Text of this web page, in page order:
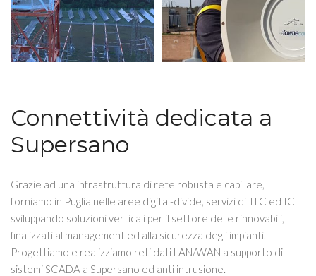
Connettività dedicata a
Supersano
Grazie ad una infrastruttura di rete robusta e capillare,
forniamo in Puglia nelle aree digital-divide, servizi di TLC ed ICT
sviluppando soluzioni verticali per il settore delle rinnovabili,
finalizzati al management ed alla sicurezza degli impianti.
Progettiamo e realizziamo reti dati LAN/WAN a supporto di
sistemi SCADA a Supersano ed anti intrusione.